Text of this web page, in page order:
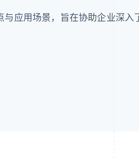
应用场景，旨在协助企业深入